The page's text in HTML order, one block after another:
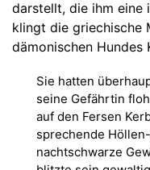
darstellt, die ihm eine
klingt die griechische
dämonischen Hundes
Sie hatten
seine Gefährtin
auf den Fersen
sprechende
nachtschwarze